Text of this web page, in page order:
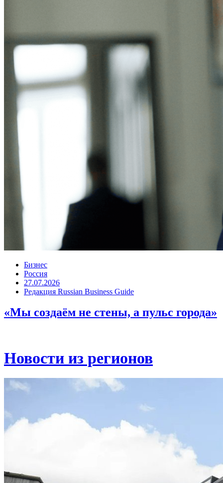
Бизнес
Россия
27.07.2026
Редакция Russian Business Guide
«Мы создаём не стены, а пульс города»
Новости из регионов